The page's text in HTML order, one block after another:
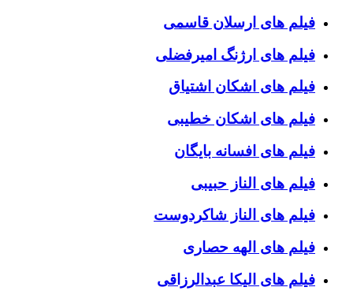
فیلم های ارسلان قاسمی
فیلم های ارژنگ امیرفضلی
فیلم های اشکان اشتیاق
فیلم های اشکان خطیبی
فیلم های افسانه بایگان
فیلم های الناز حبیبی
فیلم های الناز شاکردوست
فیلم های الهه حصاری
فیلم های الیکا عبدالرزاقی